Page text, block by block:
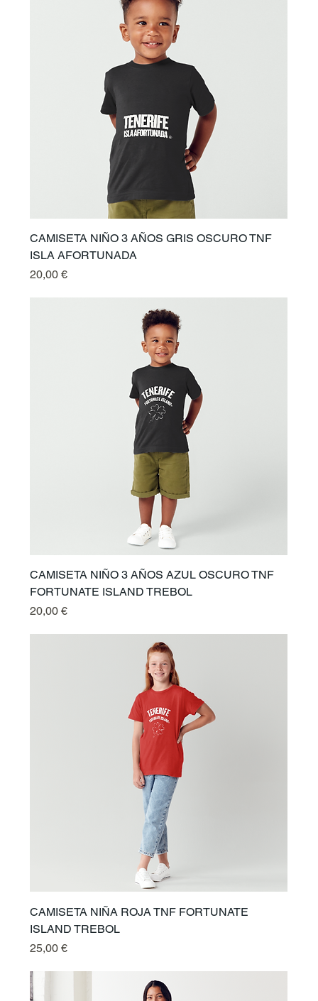
CAMISETA NIÑO 3 AÑOS GRIS OSCURO TNF
ISLA AFORTUNADA
Preis
20,00 €
CAMISETA NIÑO 3 AÑOS AZUL OSCURO TNF
FORTUNATE ISLAND TREBOL
Preis
20,00 €
CAMISETA NIÑA ROJA TNF FORTUNATE
ISLAND TREBOL
Preis
25,00 €